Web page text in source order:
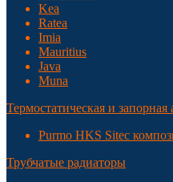
Kea
Ratea
Imia
Mauritius
Java
Muna
Термостатическая и запорная
Purmo HKS Sitec
Трубчатые радиаторы